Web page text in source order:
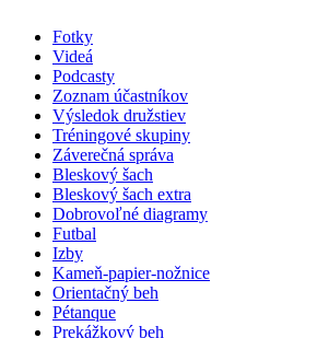
Fotky
Videá
Podcasty
Zoznam účastníkov
Výsledok družstiev
Tréningové skupiny
Záverečná správa
Bleskový šach
Bleskový šach extra
Dobrovoľné diagramy
Futbal
Izby
Kameň-papier-nožnice
Orientačný beh
Pétanque
Prekážkový beh